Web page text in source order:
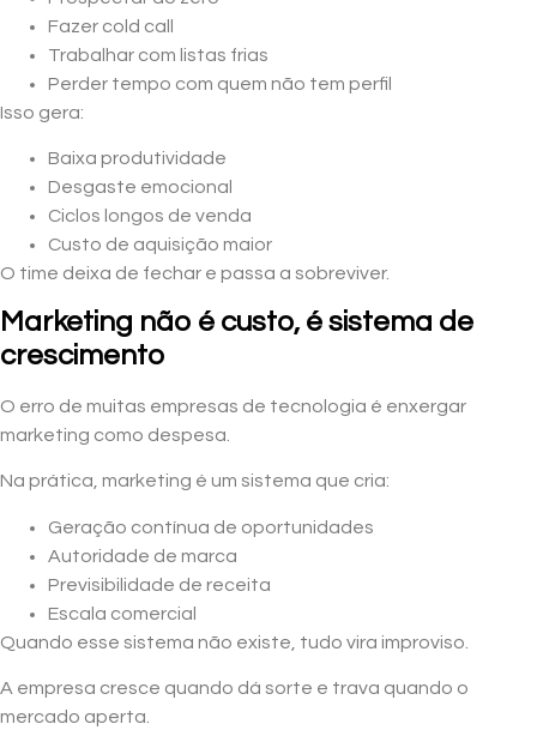
Fazer cold call
Trabalhar com listas frias
Perder tempo com quem não tem perfil
Isso gera:
Baixa produtividade
Desgaste emocional
Ciclos longos de venda
Custo de aquisição maior
O time deixa de fechar e passa a sobreviver.
Marketing não é custo, é sistema de
crescimento
O erro de muitas empresas de tecnologia é enxergar
marketing como despesa.
Na prática, marketing é um sistema que cria:
Geração contínua de oportunidades
Autoridade de marca
Previsibilidade de receita
Escala comercial
Quando esse sistema não existe, tudo vira improviso.
A empresa cresce quando dá sorte e trava quando o
mercado aperta.